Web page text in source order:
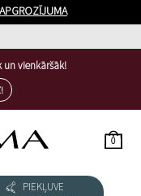
un vienkāršāk!
0
PIEKĻUVE